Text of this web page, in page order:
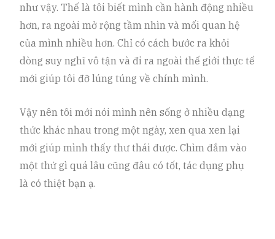
như vậy. Thế là tôi biết mình cần hành động nhiều
hơn, ra ngoài mở rộng tầm nhìn và mối quan hệ
của mình nhiều hơn. Chỉ có cách bước ra khỏi
dòng suy nghĩ vô tận và đi ra ngoài thế giới thực tế
mới giúp tôi đỡ lúng túng về chính mình.
Vậy nên tôi mới nói mình nên sống ở nhiều dạng
thức khác nhau trong một ngày, xen qua xen lại
mới giúp mình thấy thư thái được. Chìm đắm vào
một thứ gì quá lâu cũng đâu có tốt, tác dụng phụ
là có thiệt bạn ạ.